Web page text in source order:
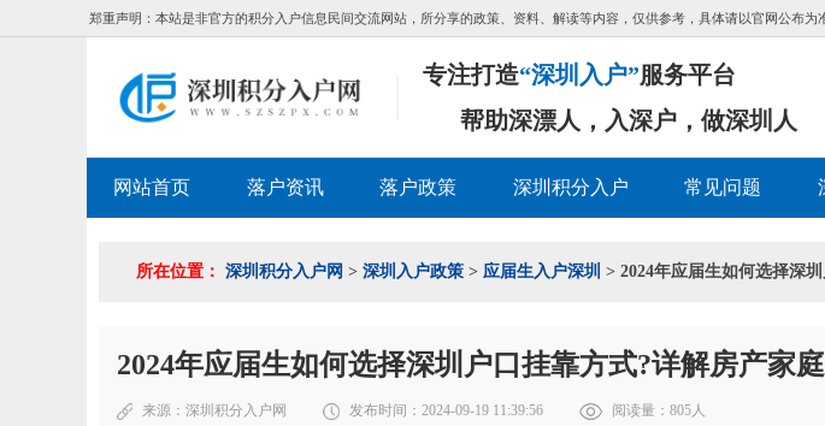
郑重声明：本站是非官方的积分入户信息民间交流网站，所分享的政策、资料、解读等内容，仅供参考，具体请以官网公布为
专注打造“深圳入户”服务平台
帮助深漂人，入深户，做深圳人
网站首页 落户资讯 落户政策 深圳积分入户 常见问题
所在位置： 深圳积分入户网 > 深圳入户政策 > 应届生入户深圳 > 2024年应届生如何选择深
2024年应届生如何选择深圳户口挂靠方式?详解房产家
来源：深圳积分入户网 发布时间：2024-09-19 11:39:56 阅读量：805人